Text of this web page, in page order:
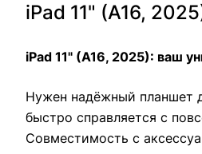
iPad 11" (A16,
iPad 11" (A16, 2025): ваш
Нужен надёжный планшет
быстро справляется с
Совместимость с